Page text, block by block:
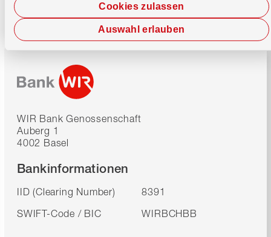
Cookies zulassen
Auswahl erlauben
WIR Bank Genossenschaft
Auberg 1
4002 Basel
Bankinformationen
IID (Clearing Number)
8391
SWIFT-Code / BIC
WIRBCHBB